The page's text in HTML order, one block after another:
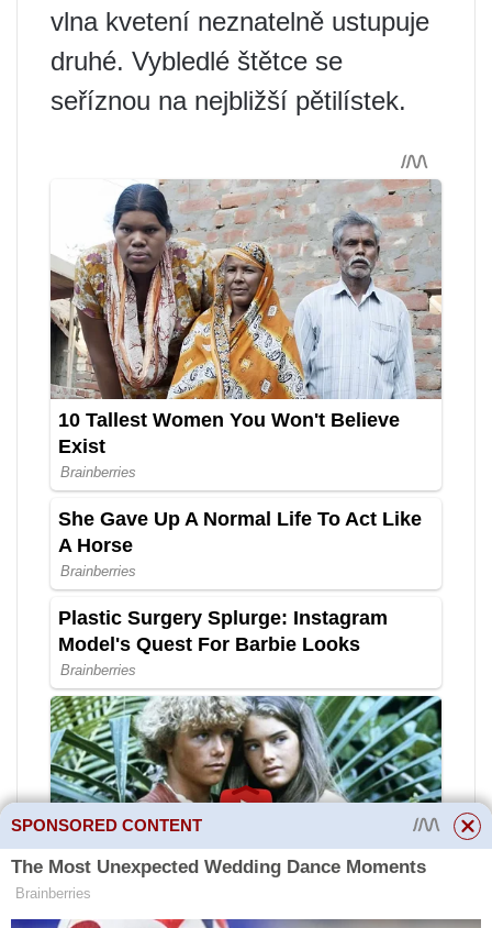
vlna kvetení neznatelně ustupuje
druhé. Vybledlé štětce se
seříznou na nejbližší pětilístek.
SPONSORED CONTENT